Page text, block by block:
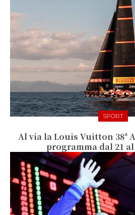
SPORT
Al via la Louis Vuitton 38ª
programma dal 21